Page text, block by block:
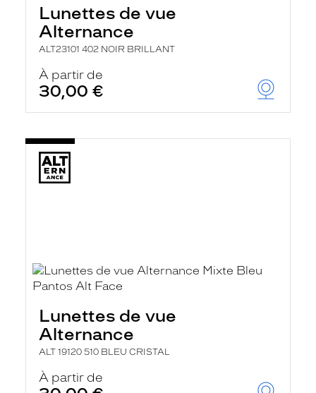
Lunettes de vue
Alternance
ALT23101 402 NOIR BRILLANT
À partir de
30,00 €
Lunettes de vue
Alternance
ALT 19120 510 BLEU CRISTAL
À partir de